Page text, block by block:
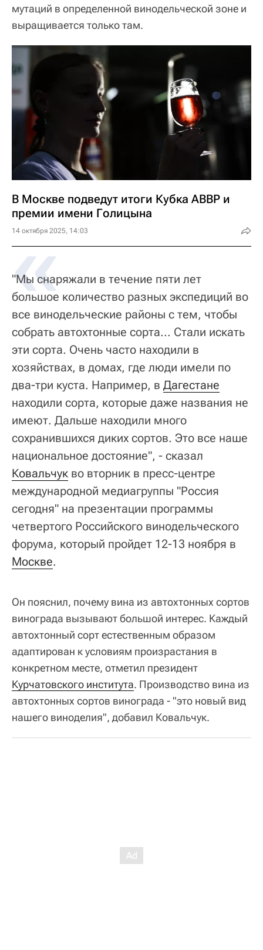
мутаций в определенной винодельческой зоне и
выращивается только там.
В Москве подведут итоги Кубка АВВР и
премии имени Голицына
14 октября 2025, 14:03
«
"Мы снаряжали в течение пяти лет
большое количество разных экспедиций во
все винодельческие районы с тем, чтобы
собрать автохтонные сорта... Стали искать
эти сорта. Очень часто находили в
хозяйствах, в домах, где люди имели по
два-три куста. Например, в Дагестане
находили сорта, которые даже названия не
имеют. Дальше находили много
сохранившихся диких сортов. Это все наше
национальное достояние", - сказал
Ковальчук во вторник в пресс-центре
международной медиагруппы "Россия
сегодня" на презентации программы
четвертого Российского винодельческого
форума, который пройдет 12-13 ноября в
Москве.
Он пояснил, почему вина из автохтонных сортов
винограда вызывают большой интерес. Каждый
автохтонный сорт естественным образом
адаптирован к условиям произрастания в
конкретном месте, отметил президент
Курчатовского института. Производство вина из
автохтонных сортов винограда - "это новый вид
нашего виноделия", добавил Ковальчук.